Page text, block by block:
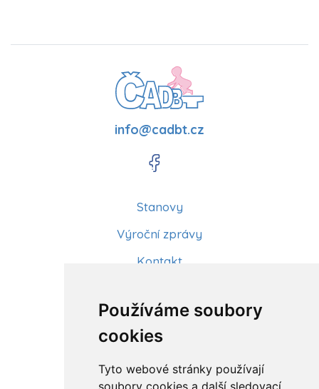
Používáme soubory
cookies
Tyto webové stránky používají
soubory cookies a další sledovací
info@cadbt.cz
Stanovy
Výroční zprávy
Kontakt
Články
Kurzy a workshopy